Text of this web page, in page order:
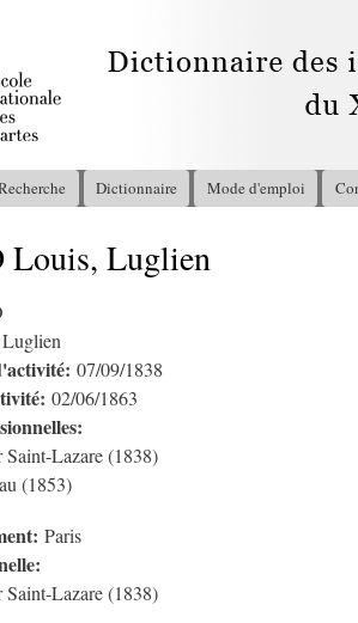
Dictionnaire Mode d'emploi
Louis, Luglien
07/09/1838
02/06/1863
Lazare (1838)
(1853)
Paris
Lazare (1838)